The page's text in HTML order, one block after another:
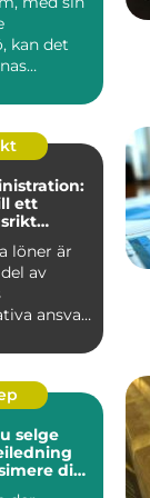
kan det
ett
löner är
av
ansvar
selge
din